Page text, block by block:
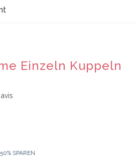
Einzeln Kuppeln
avis
50% SPAREN